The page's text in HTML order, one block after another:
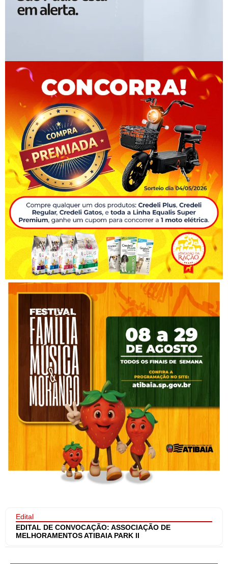
Edital
EDITAL DE CONVOCAÇÃO: ASSOCIAÇÃO DE
MELHORAMENTOS ATIBAIA PARK II